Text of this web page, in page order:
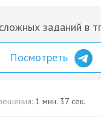
заданий в
Посмотреть
1 мин. 37 сек.